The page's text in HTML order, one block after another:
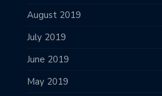
August 2019
July 2019
June 2019
May 2019